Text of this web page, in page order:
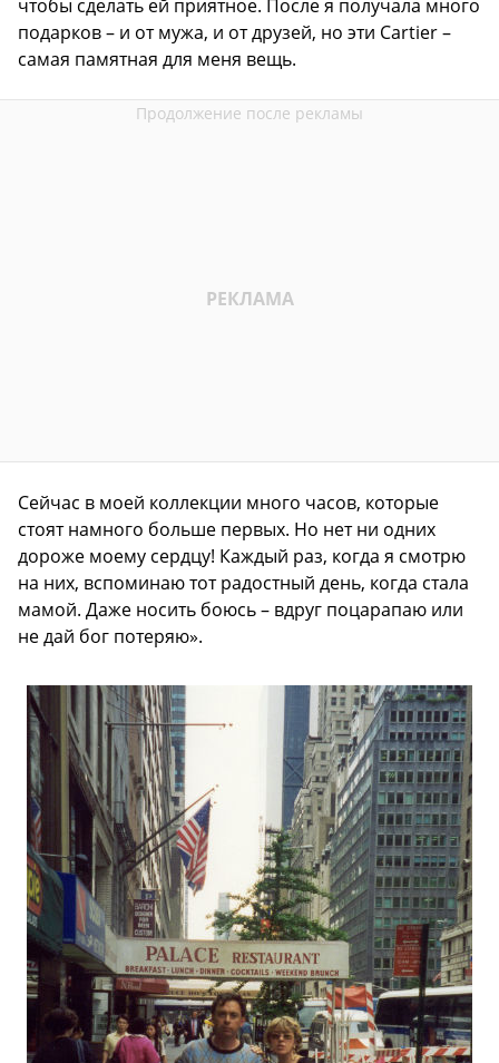
чтобы сделать ей приятное. После я получала много
подарков – и от мужа, и от друзей, но эти Cartier –
самая памятная для меня вещь.
Сейчас в моей коллекции много часов, которые
стоят намного больше первых. Но нет ни одних
дороже моему сердцу! Каждый раз, когда я смотрю
на них, вспоминаю тот радостный день, когда стала
мамой. Даже носить боюсь – вдруг поцарапаю или
не дай бог потеряю».